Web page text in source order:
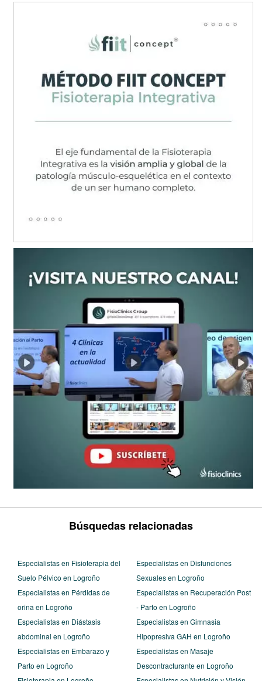
Búsquedas relacionadas
Especialistas en Fisioterapia del
Suelo Pélvico en Logroño
Especialistas en Pérdidas de
orina en Logroño
Especialistas en Diástasis
abdominal en Logroño
Especialistas en Embarazo y
Parto en Logroño
Especialistas en Disfunciones
Sexuales en Logroño
Especialistas en Recuperación Post
- Parto en Logroño
Especialistas en Gimnasia
Hipopresiva GAH en Logroño
Especialistas en Masaje
Descontracturante en Logroño